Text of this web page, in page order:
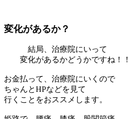
変化があるか？
結局、治療院にいって
変化があるかどうかですね！！
お金払って、治療院にいくので
ちゃんとHPなどを見て
行くことをおススメします。